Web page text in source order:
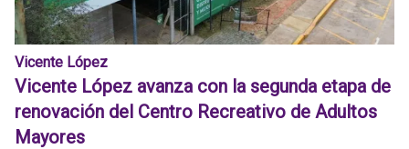
Vicente López
Vicente López avanza con la segunda etapa de
renovación del Centro Recreativo de Adultos
Mayores